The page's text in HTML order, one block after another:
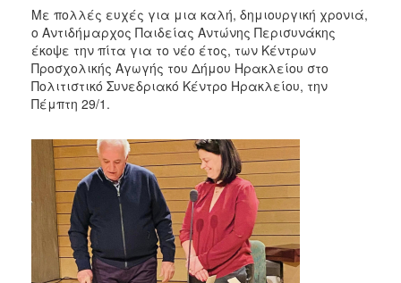
ΑΝΘΕΚΤΙΚΗ
ΠΟΛΗ
Mε πολλές ευχές για μια καλή, δημιουργική χρονιά,
ο Αντιδήμαρχος Παιδείας Αντώνης Περισυνάκης
έκοψε την πίτα για το νέο έτος, των Κέντρων
Προσχολικής Αγωγής του Δήμου Ηρακλείου στο
Πολιτιστικό Συνεδριακό Κέντρο Ηρακλείου, την
Πέμπτη 29/1.